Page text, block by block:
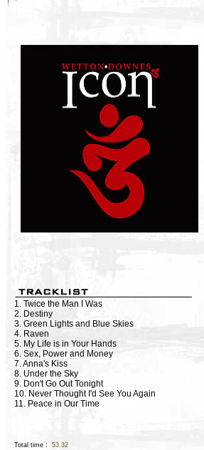
1. Twice the Man I Was
2. Destiny
3. Green Lights and Blue Skies
4. Raven
5. My Life is in Your Hands
6. Sex, Power and Money
7. Anna's Kiss
8. Under the Sky
9. Don't Go Out Tonight
10. Never Thought I'd See You Again
11. Peace in Our Time
Total time : 53.32